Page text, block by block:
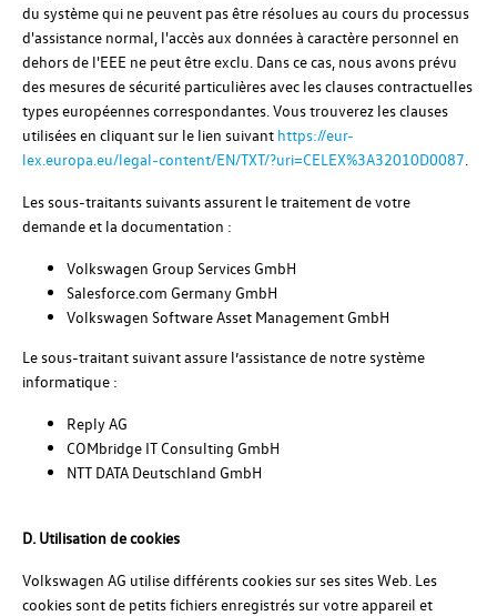
du système qui ne peuvent pas être résolues au cours du processus
d'assistance normal, l'accès aux données à caractère personnel en
dehors de l'EEE ne peut être exclu. Dans ce cas, nous avons prévu
des mesures de sécurité particulières avec les clauses contractuelles
types européennes correspondantes. Vous trouverez les clauses
utilisées en cliquant sur le lien suivant https://eur-
lex.europa.eu/legal-content/EN/TXT/?uri=CELEX%3A32010D0087
Les sous-traitants suivants assurent le traitement de votre
demande et la documentation :
Volkswagen Group Services GmbH
Salesforce.com Germany GmbH
Volkswagen Software Asset Management GmbH
Le sous-traitant suivant assure l’assistance de notre système
informatique :
Reply AG
COMbridge IT Consulting GmbH
NTT DATA Deutschland GmbH
D. Utilisation de cookies
Volkswagen AG utilise différents cookies sur ses sites Web. Les
cookies sont de petits fichiers enregistrés sur votre appareil et